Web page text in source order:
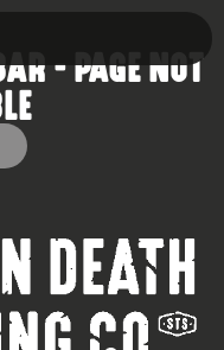
- PAGE NOT